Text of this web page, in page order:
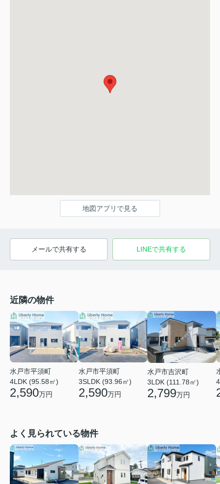
地図アプリで見る
メールで共有する LINEで共有する
近隣の物件
水戸市平須町
4LDK (95.58㎡)
2,590万円
水戸市平須町
3SLDK (93.96㎡)
2,590万円
水戸市吉沢町
3LDK (111.78㎡)
2,799万円
よく見られている物件